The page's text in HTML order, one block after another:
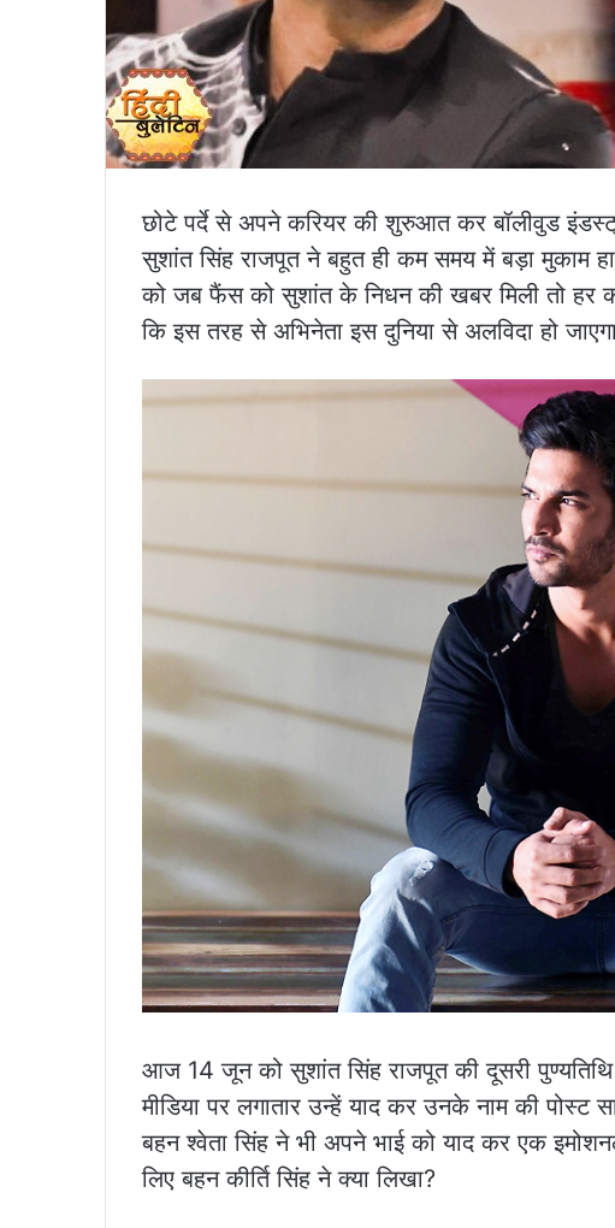
छोटे पर्दे से अपने करियर की शुरुआत कर बॉलीवुड
सुशांत सिंह राजपूत ने बहुत ही कम समय में बड़ा मुकाम
को जब फैंस को सुशांत के निधन की खबर मिली तो हर
कि इस तरह से अभिनेता इस दुनिया से अलविदा हो
आज 14 जून को सुशांत सिंह राजपूत की दूसरी
मीडिया पर लगातार उन्हें याद कर उनके नाम की पोस्ट
बहन श्वेता सिंह ने भी अपने भाई को याद कर एक
लिए बहन कीर्ति सिंह ने क्या लिखा?